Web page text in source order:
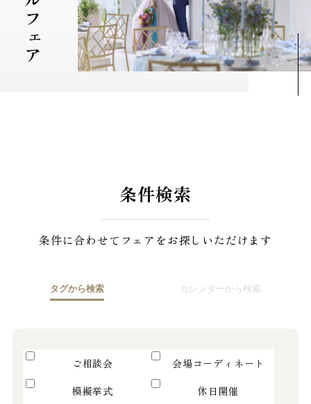
お知らせ
ベストレ
ート保証
お問い合わせ
資料請求
条件検索
条件に合わせてフェアをお探しいただけます
タグから検索 カレンダーから検索
ご相談会
会場コーディネート
模擬挙式
休日開催